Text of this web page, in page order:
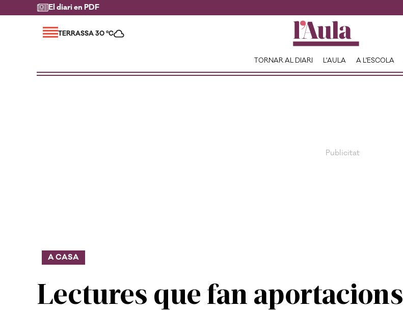
El diari en PDF
TERRASSA 30 ºC
TORNAR AL DIARI L'AULA A L'ESCOLA
Lectures que fan aportacions
A CASA